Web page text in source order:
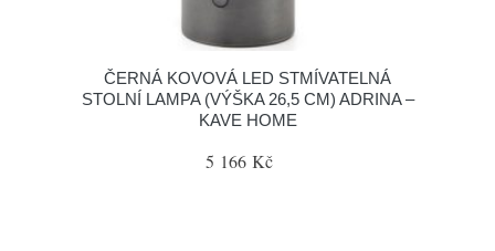
ČERNÁ KOVOVÁ LED STMÍVATELNÁ
STOLNÍ LAMPA (VÝŠKA 26,5 CM) ADRINA –
KAVE HOME
5 166 Kč